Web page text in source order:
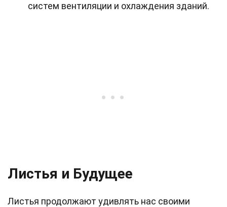
систем вентиляции и охлаждения зданий.
Листья и Будущее
Листья продолжают удивлять нас своими